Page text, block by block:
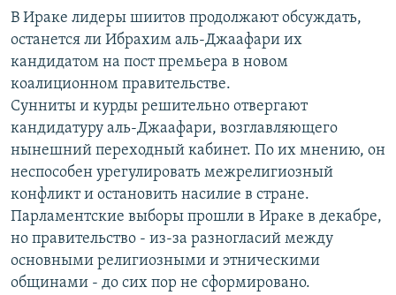
поиску
СЕВЕР.РЕАЛИИ
СИБИРЬ.РЕАЛИИ
РАСПИСАНИЕ ВЕЩАНИЯ
ПОДПИШИТЕСЬ НА РАССЫЛКУ
СОЦИАЛЬНЫЕ СЕТИ
Все сайты РСЕ/РС
В Ираке лидеры шиитов продолжают обсуждать,
останется ли Ибрахим аль-Джаафари их
кандидатом на пост премьера в новом
коалиционном правительстве.
Сунниты и курды решительно отвергают
кандидатуру аль-Джаафари, возглавляющего
нынешний переходный кабинет. По их мнению, он
неспособен урегулировать межрелигиозный
конфликт и остановить насилие в стране.
Парламентские выборы прошли в Ираке в декабре,
но правительство - из-за разногласий между
основными религиозными и этническими
общинами - до сих пор не сформировано.